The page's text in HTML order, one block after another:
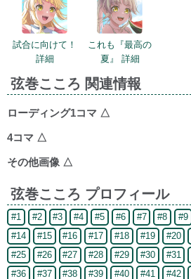
試合に向けて！
詳細
これも『最高の
夏』 詳細
弦巻こころ 関連情報
ローディング1コマ △
4コマ △
その他画像 △
弦巻こころ プロフィール
#1 #2 #3 #4 #5 #6 #7 #8 #9
#14
#15 #16 #17 #18 #19 #20
#25
#26 #27 #28 #29 #30 #31
#36
#37 #38 #39 #40 #41 #42